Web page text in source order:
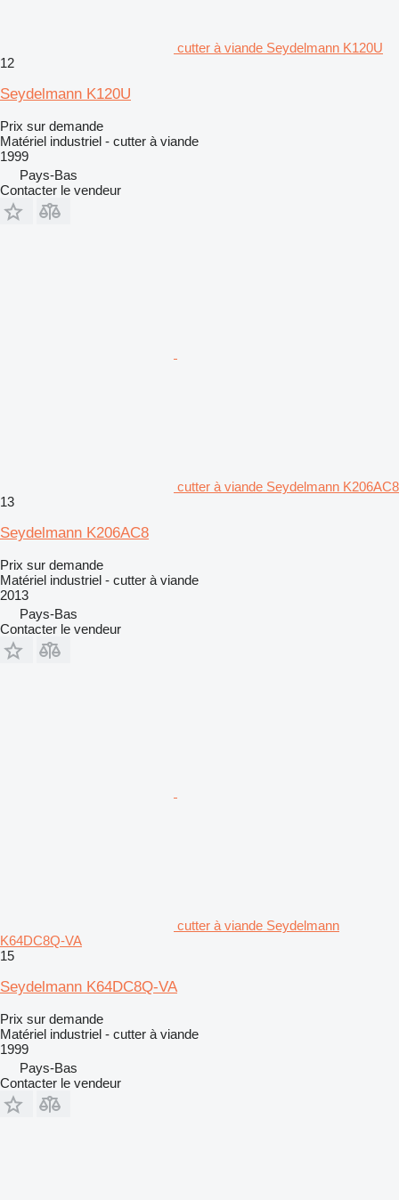
cutter à viande Seydelmann K120U
12
Seydelmann K120U
Prix sur demande
Matériel industriel - cutter à viande
1999
Pays-Bas
Contacter le vendeur
cutter à viande Seydelmann K206AC8
13
Seydelmann K206AC8
Prix sur demande
Matériel industriel - cutter à viande
2013
Pays-Bas
Contacter le vendeur
cutter à viande Seydelmann
K64DC8Q-VA
15
Seydelmann K64DC8Q-VA
Prix sur demande
Matériel industriel - cutter à viande
1999
Pays-Bas
Contacter le vendeur